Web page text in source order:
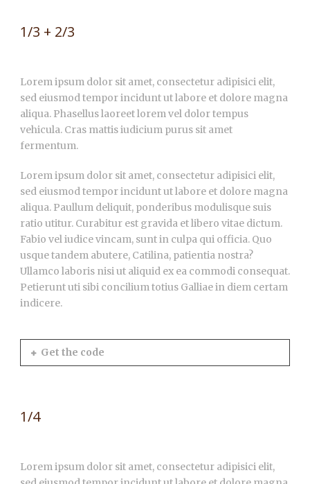
1/3 + 2/3
Lorem ipsum dolor sit amet, consectetur adipisici elit,
sed eiusmod tempor incidunt ut labore et dolore magna
aliqua. Phasellus laoreet lorem vel dolor tempus
vehicula. Cras mattis iudicium purus sit amet
fermentum.
Lorem ipsum dolor sit amet, consectetur adipisici elit,
sed eiusmod tempor incidunt ut labore et dolore magna
aliqua. Paullum deliquit, ponderibus modulisque suis
ratio utitur. Curabitur est gravida et libero vitae dictum.
Fabio vel iudice vincam, sunt in culpa qui officia. Quo
usque tandem abutere, Catilina, patientia nostra?
Ullamco laboris nisi ut aliquid ex ea commodi consequat.
Petierunt uti sibi concilium totius Galliae in diem certam
indicere.
Get the code
1/4
Lorem ipsum dolor sit amet, consectetur adipisici elit,